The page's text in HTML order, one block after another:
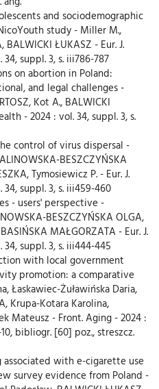
and sociodemographic
study - Miller M.,
BALWICKI ŁUKASZ - Eur. J.
suppl. 3, s. iii786-787
on abortion in Poland:
and legal challenges -
Kot A., BALWICKI
- 2024 : vol. 34, suppl. 3, s.
control of virus dispersal -
BESZCZYŃSKA
Tymosiewicz P. - Eur. J.
suppl. 3, s. iii459-460
- users' perspective -
BESZCZYŃSKA OLGA,
MAŁGORZATA - Eur. J.
suppl. 3, s. iii444-445
with local government
promotion: a comparative
Łaskawiec-Żuławińska Daria,
Krupa-Kotara Karolina,
Mateusz - Front. Aging - 2024 :
bibliogr. [60] poz., streszcz.
with e-cigarette use
survey evidence from Poland -